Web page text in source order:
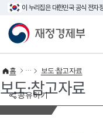
이 누리집은 대한민국 공식 전자
재정경제부
공유하기
홈 보도·참고자료
보도·참고자료